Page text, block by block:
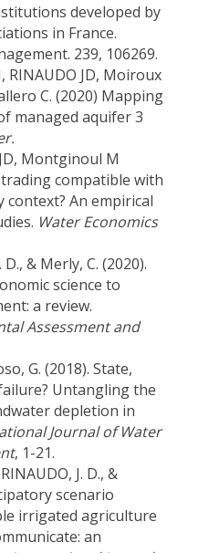
developed by
in France.
239, 106269.
RINAUDO JD, Moiroux
C. (2020) Mapping
managed aquifer 3
Montginoul M
compatible with
context? An empirical
Water Economics
D., & Merly, C. (2020).
science to
a review.
Assessment and
G. (2018). State,
Untangling the
depletion in
Journal of Water
, 1-21.
J. D., &
scenario
irrigated agriculture
an